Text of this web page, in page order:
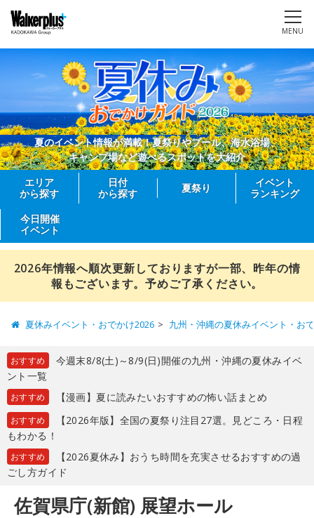
MENU
夏のイベント情報が満載！夏祭りやプール、海水浴場、
キャンプ場など遊べるスポットを大紹介
エリア
から探す
日付
から探す
夏祭り
イベント
ランキング
今日開催
イベント
2026年情報へ順次更新しておりますが一部、昨年の情
報もございます。予めご了承ください。
夏休みイベント・おでかけ2026 九州・沖縄の夏休みイベント・お
おすすめ
今週末8/8(土)～8/9(日)開催の九州・沖縄の夏休みイベ
ント一覧
おすすめ 【漫画】夏に読みたいおすすめの怖い話まとめ
おすすめ
【2026年版】全国の夏祭り注目27選。見どころ・日程
もわかる！
おすすめ
【2026夏休み】おうち時間を充実させるおすすめの過
ごし方ガイド
佐賀県庁(新館) 展望ホール